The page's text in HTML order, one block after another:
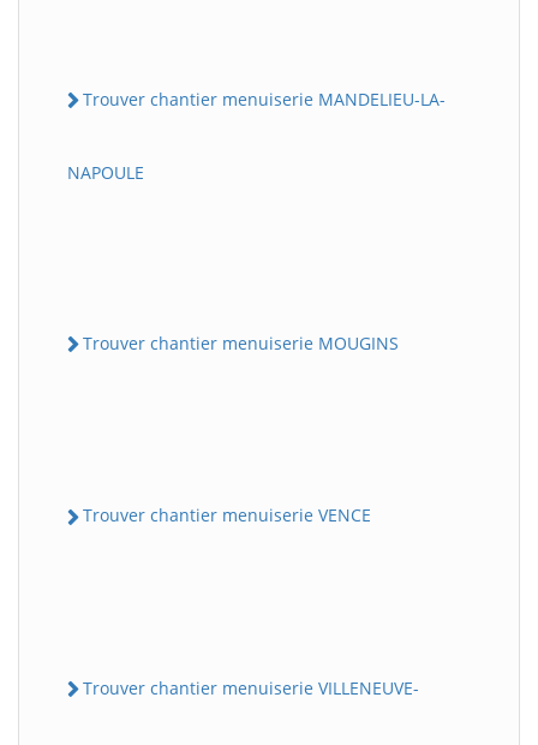
Trouver chantier menuiserie MANDELIEU-LA-
NAPOULE
Trouver chantier menuiserie MOUGINS
Trouver chantier menuiserie VENCE
Trouver chantier menuiserie VILLENEUVE-